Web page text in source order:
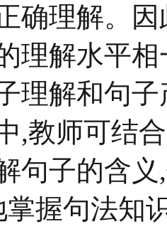
确理解。
理解水平
理解和句
,教师可结
句子的含
掌握句法知